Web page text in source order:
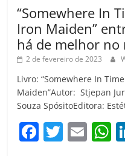
“Somewhere In
Iron Maiden”
há de melhor
2 de fevereiro de 2023
Livro: “Somewhere In
Maiden”Autor: Stjepan
Souza SpósitoEditora:
F T E